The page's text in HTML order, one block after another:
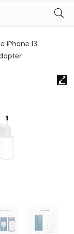
iPhone 13